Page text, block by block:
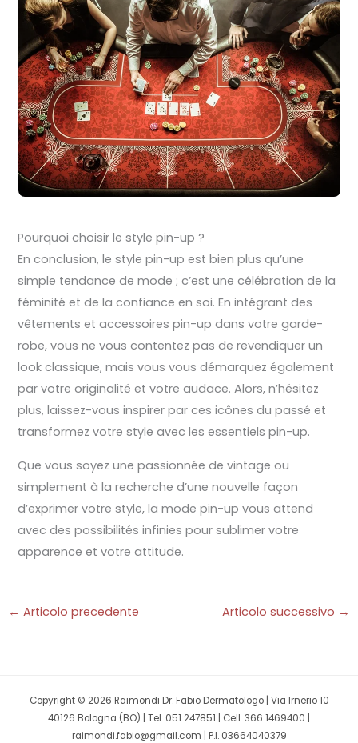
Pourquoi choisir le style pin-up ?
En conclusion, le style pin-up est bien plus qu’une
simple tendance de mode ; c’est une célébration de la
féminité et de la confiance en soi. En intégrant des
vêtements et accessoires pin-up dans votre garde-
robe, vous ne vous contentez pas de revendiquer un
look classique, mais vous vous démarquez également
par votre originalité et votre audace. Alors, n’hésitez
plus, laissez-vous inspirer par ces icônes du passé et
transformez votre style avec les essentiels pin-up.
Que vous soyez une passionnée de vintage ou
simplement à la recherche d’une nouvelle façon
d’exprimer votre style, la mode pin-up vous attend
avec des possibilités infinies pour sublimer votre
apparence et votre attitude.
← Articolo precedente Articolo successivo →
Copyright © 2026 Raimondi Dr. Fabio Dermatologo | Via Irnerio 10
40126 Bologna (BO) | Tel. 051 247851 | Cell. 366 1469400 |
raimondi.fabio@gmail.com | P.I. 03664040379